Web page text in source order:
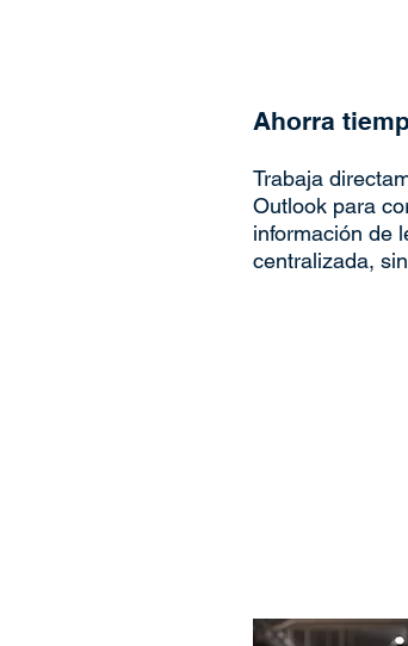
Ahorra
Trabaja
Outlook para
información de
centralizada,